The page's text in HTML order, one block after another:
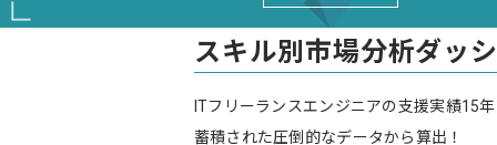
スキル別市場分析ダッ
ITフリーランスエンジニアの支援実績15
蓄積された圧倒的なデータから算出！